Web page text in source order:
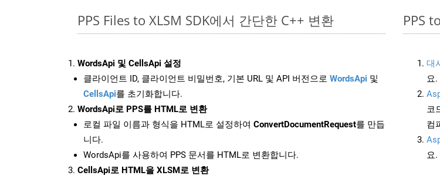
PPS Files to XLSM SDK에서 간단한 C++ 변환
WordsApi 및 CellsApi 설정
클라이언트 ID, 클라이언트 비밀번호, 기본 URL 및 API 버전으로 WordsApi 및
CellsApi를 초기화합니다.
WordsApi로 PPS를 HTML로 변환
로컬 파일 이름과 형식을 HTML로 설정하여 ConvertDocumentRequest를 만듭
니다.
WordsApi를 사용하여 PPS 문서를 HTML로 변환합니다.
CellsApi로 HTML을 XLSM로 변환
PPS
대
요.
코
컴
요.